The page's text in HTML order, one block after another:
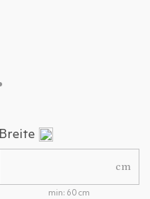
Breite
cm
min: 60 cm